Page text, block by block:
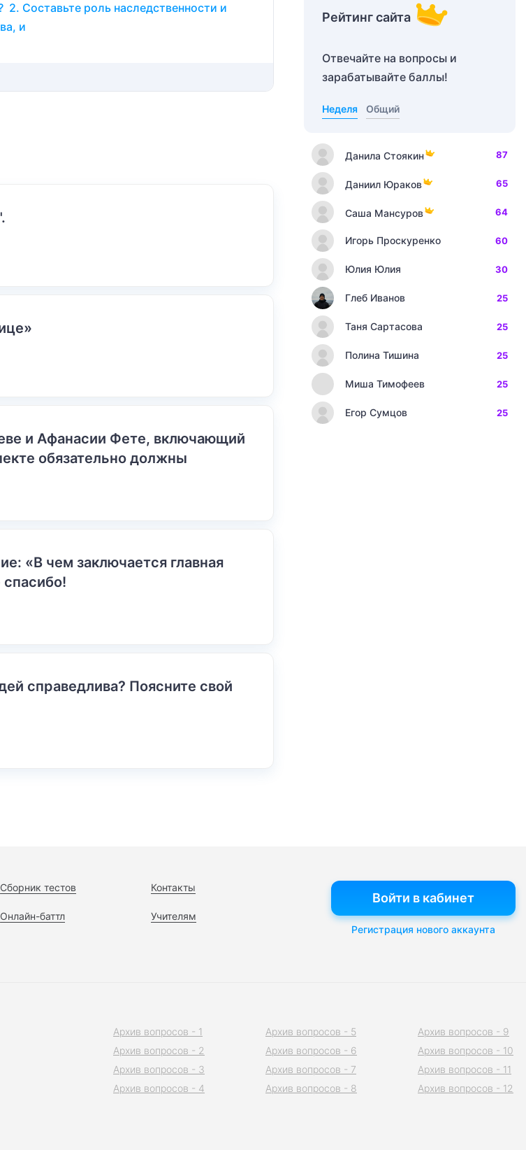
Составьте роль наследственности и
и
и Афанасии Фете, включающий
обязательно должны
«В чем заключается главная
справедлива? Поясните свой
Рейтинг сайта
Отвечайте на вопросы и
зарабатывайте баллы!
Неделя Общий
Данила Стоякин 87
Даниил Юраков 65
Саша Мансуров 64
Игорь Проскуренко 60
Юлия Юлия 30
Глеб Иванов 25
Таня Сартасова 25
Полина Тишина 25
Миша Тимофеев 25
Егор Сумцов 25
Сборник тестов
Онлайн-баттл
Контакты
Учителям
Войти в кабинет
Регистрация нового аккаунта
Архив вопросов - 1
Архив вопросов - 2
Архив вопросов - 3
Архив вопросов - 4
Архив вопросов - 5
Архив вопросов - 6
Архив вопросов - 7
Архив вопросов - 8
Архив вопросов - 9
Архив вопросов - 10
Архив вопросов - 11
Архив вопросов - 12